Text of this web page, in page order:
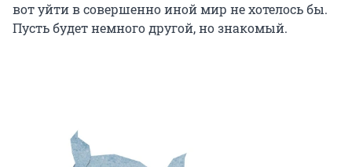
вот уйти в совершенно иной мир не хотелось бы.
Пусть будет немного другой, но знакомый.